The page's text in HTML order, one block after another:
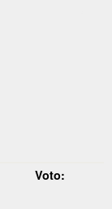
Voto: